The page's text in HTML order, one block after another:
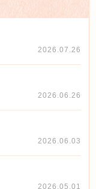
2026.07.26
2026.06.26
2026.06.03
2026.05.01